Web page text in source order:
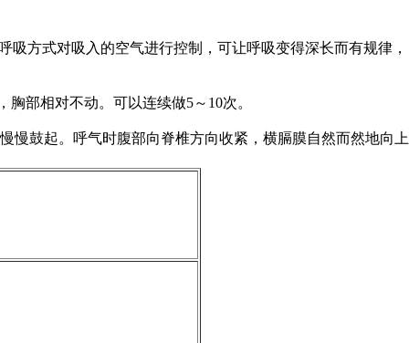
方式对吸入的空气进行控制，可让呼吸变得深长而有规律，
部相对不动。可以连续做5～10次。
鼓起。呼气时腹部向脊椎方向收紧，横膈膜自然而然地向上